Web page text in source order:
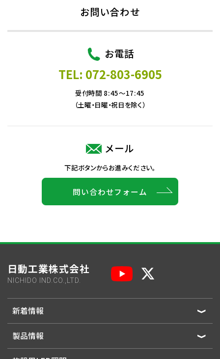
お問い合わせ
お電話
TEL: 072-803-6905
受付時間 8:45～17:45
（土曜・日曜・祝日を除く）
メール
下記ボタンからお進みください。
問い合わせフォーム
日動工業株式会社
NICHIDO IND.CO.,LTD.
新着情報
製品情報